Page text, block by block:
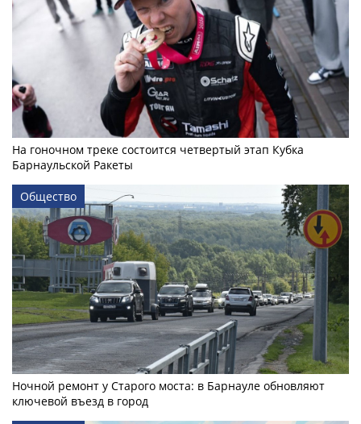
На гоночном треке состоится четвертый этап Кубка
Барнаульской Ракеты
Общество
Ночной ремонт у Старого моста: в Барнауле обновляют
ключевой въезд в город